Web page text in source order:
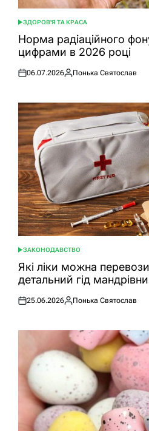
ОПУБЛІКУВАТИ
У
ЗДОРОВ'Я ТА КРАСА
Норма радіаційного
цифрами в 2026 році
Оприлюднено
06.07.2026
Опубліковано
Понька Святослав
ОПУБЛІКУВАТИ
У
ЗАКОНОДАВСТВО
Які ліки можна
детальний гід
Оприлюднено
25.06.2026
Опубліковано
Понька Святослав